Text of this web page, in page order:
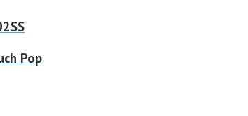
Pop